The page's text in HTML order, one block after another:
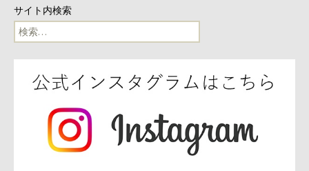
サイト内検索
検
索: